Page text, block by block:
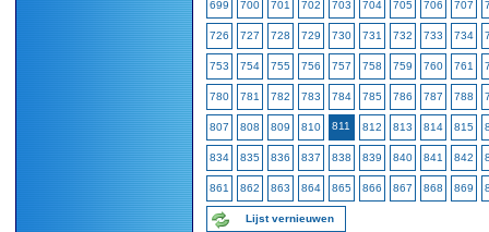
699 700 701 702 703 704 705 706 707
726 727 728 729 730 731 732 733 734
753 754 755 756 757 758 759 760 761
780 781 782 783 784 785 786 787 788
807 808 809 810 811 812 813 814 815
834 835 836 837 838 839 840 841 842
861 862 863 864 865 866 867 868 869
Lijst vernieuwen